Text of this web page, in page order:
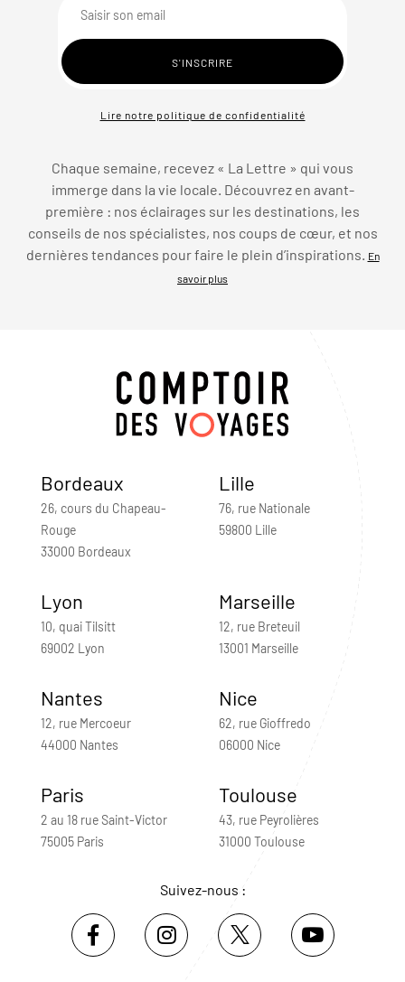
Lire notre politique de confidentialité
Chaque semaine, recevez « La Lettre » qui vous
immerge dans la vie locale. Découvrez en avant-
première : nos éclairages sur les destinations, les
conseils de nos spécialistes, nos coups de cœur, et nos
dernières tendances pour faire le plein d’inspirations. En
savoir plus
Bordeaux
26, cours du Chapeau-
Rouge
33000 Bordeaux
Lille
76, rue Nationale
59800 Lille
Lyon
10, quai Tilsitt
69002 Lyon
Marseille
12, rue Breteuil
13001 Marseille
Nantes
12, rue Mercoeur
44000 Nantes
Nice
62, rue Gioffredo
06000 Nice
Paris
2 au 18 rue Saint-Victor
75005 Paris
Toulouse
43, rue Peyrolières
31000 Toulouse
Suivez-nous :